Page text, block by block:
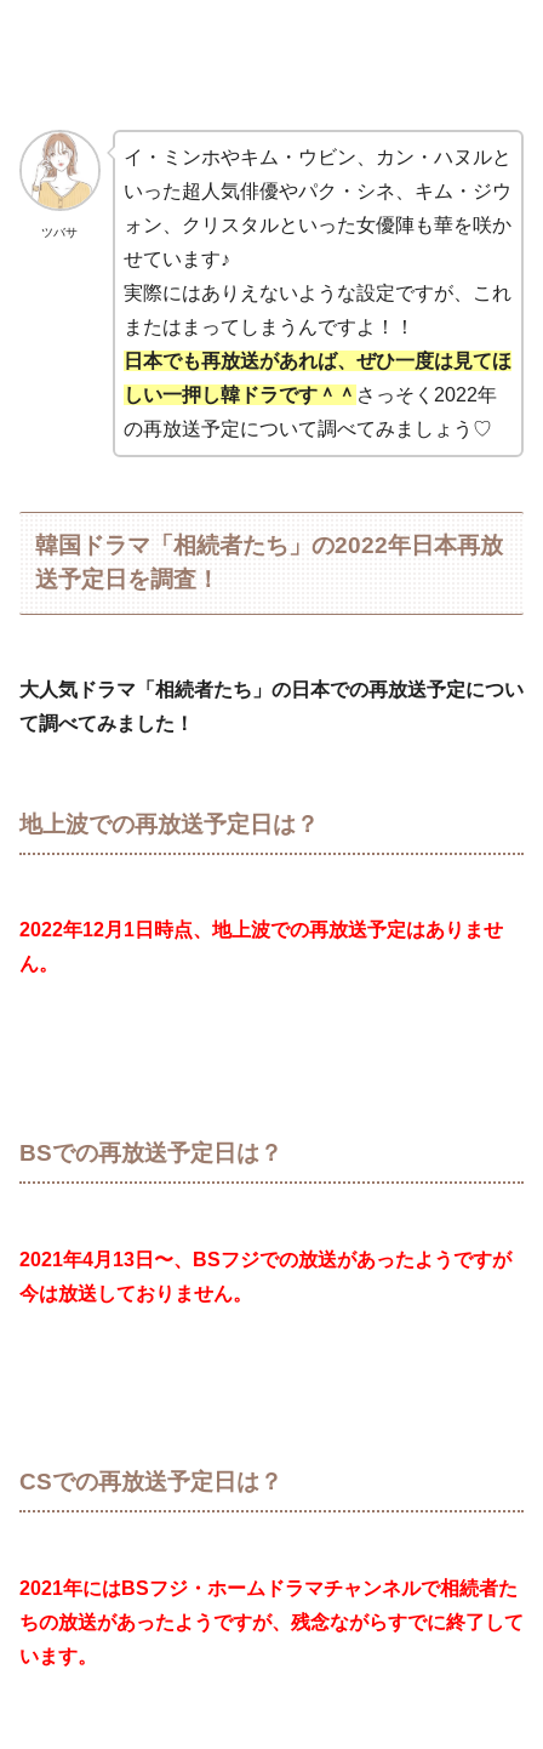
ツバサ
イ・ミンホやキム・ウビン、カン・ハヌルと
いった超人気俳優やパク・シネ、キム・ジウ
ォン、クリスタルといった女優陣も華を咲か
せています♪
実際にはありえないような設定ですが、これ
またはまってしまうんですよ！！
日本でも再放送があれば、ぜひ一度は見てほ
しい一押し韓ドラです＾＾ さっそく2022年
の再放送予定について調べてみましょう♡
韓国ドラマ「相続者たち」の2022年日本再放
送予定日を調査！
大人気ドラマ「相続者たち」の日本での再放送予定につい
て調べてみました！
地上波での再放送予定日は？
2022年12月1日時点、地上波での再放送予定はありませ
ん。
BSでの再放送予定日は？
2021年4月13日〜、BSフジでの放送があったようですが
今は放送しておりません。
CSでの再放送予定日は？
2021年にはBSフジ・ホームドラマチャンネルで相続者た
ちの放送があったようですが、残念ながらすでに終了して
います。